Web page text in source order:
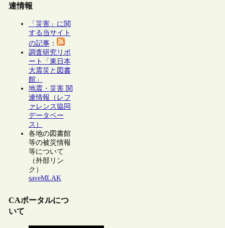
連情報
「災害」に関
する当サイト
の記事：
調査研究リポ
ート「東日本
大震災と図書
館」
地震・災害 関
連情報（レフ
ァレンス協同
データベー
ス）
各地の図書館
等の被災情報
等について
（外部リン
ク）
saveMLAK
CAポータルにつ
いて